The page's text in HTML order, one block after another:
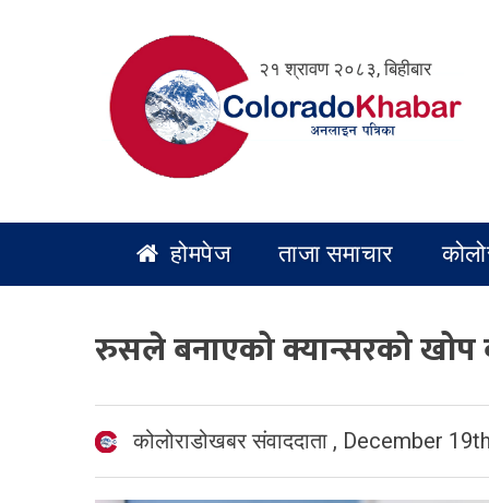
२१ श्रावण २०८३, बिहीबार
होमपेज ताजा समाचार
रुसले बनाएको क्यान्सरको
कोलोराडोखबर संवाददाता , December